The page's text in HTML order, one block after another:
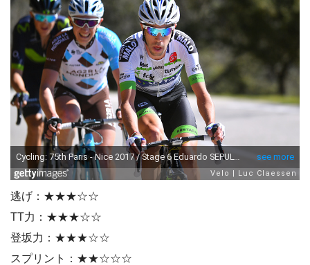
逃げ：★★★☆☆
TT力：★★★☆☆
登坂力：★★★☆☆
スプリント：★★☆☆☆